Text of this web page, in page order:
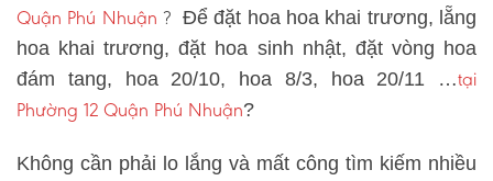
Quận Phú Nhuận ? Để đặt hoa hoa khai trương, lẵng
hoa khai trương, đặt hoa sinh nhật, đặt vòng hoa
đám tang, hoa 20/10, hoa 8/3, hoa 20/11 …tại
Phường 12 Quận Phú Nhuận?
Không cần phải lo lắng và mất công tìm kiếm nhiều